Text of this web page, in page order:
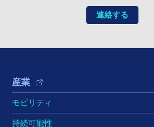
連絡する
Footer Navigation
産業
モビリティ
持続可能性